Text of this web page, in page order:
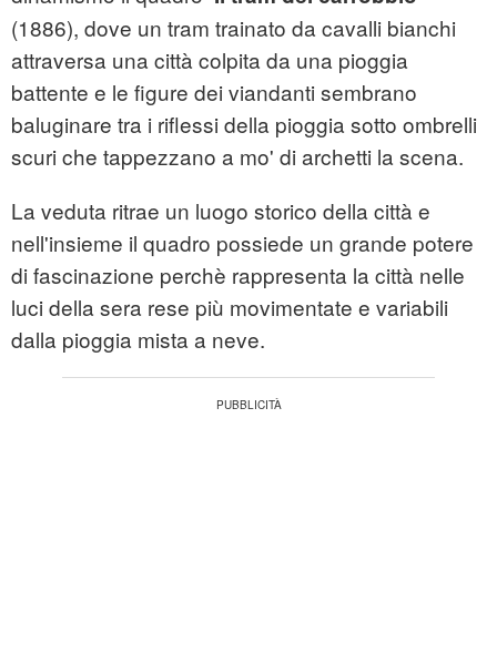
(1886), dove un tram trainato da cavalli bianchi
attraversa una città colpita da una pioggia
battente e le figure dei viandanti sembrano
baluginare tra i riflessi della pioggia sotto ombrelli
scuri che tappezzano a mo' di archetti la scena.
La veduta ritrae un luogo storico della città e
nell'insieme il quadro possiede un grande potere
di fascinazione perchè rappresenta la città nelle
luci della sera rese più movimentate e variabili
dalla pioggia mista a neve.